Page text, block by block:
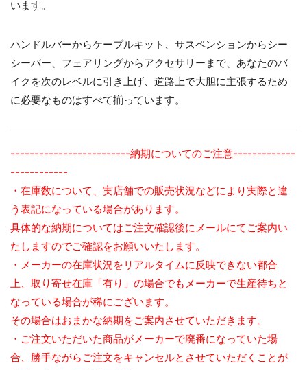
います。
ハンドルバーからケーブルキット、サスペンションからシー
シーバー、フェアリングからアクセサリーまで、あなたのバ
イクを次のレベルに引き上げ、道路上で大胆に主張するため
に必要なものはすべて揃っています。
-------------------------納期についてのご注意-------------
------------
・在庫数について、実店舗での販売状況などにより実際と違
う表記になっている場合があります。
具体的な納期についてはご注文確認後にメールにてご案内い
たしますのでご確認をお願いいたします。
・メーカーの在庫状況をリアルタイムに反映できない都合
上、取り寄せ在庫「有り」の場合でもメーカーで生産待ちと
なっている場合が稀にございます。
その場合はおまかな納期をご案内させていただきます。
・ご注文いただいた商品がメーカーで廃番になっていた場
合、勝手ながらご注文をキャンセルとさせていただくことが
お買い物を続ける カートへ進む